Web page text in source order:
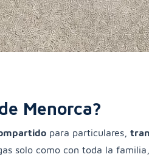
Menorca?
para particulares,
solo como con toda la